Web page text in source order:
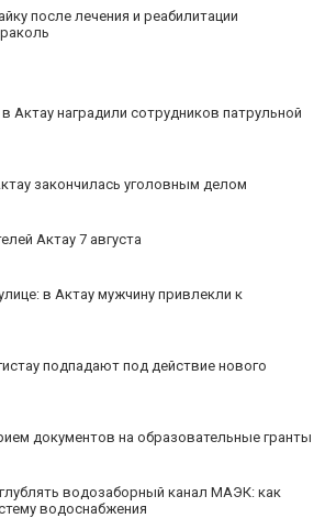
после лечения и реабилитации
Актау наградили сотрудников патрульной
закончилась уголовным делом
Актау 7 августа
в Актау мужчину привлекли к
подпадают под действие нового
документов на образовательные гранты
водозаборный канал МАЭК: как
водоснабжения